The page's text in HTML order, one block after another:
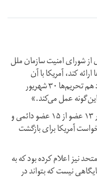
شورای امنیت سازمان ملل
کند، آمریکا با آن
مخالفت می‌کند. اگر قطعنامه‌ای ارائه نشود هم تحریم‌ها ۳۰ شهریور
این سخنان در حالی بیان می‌شود که پیشتر ۱۳ عضو از ۱۵ عضو دائمی و
آمریکا برای بازگشت
نیز اعلام کرده بود که به
نیست که بتواند در